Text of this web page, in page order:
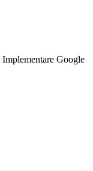
Implementare Google